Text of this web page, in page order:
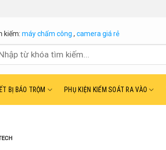
kiếm: máy chấm công , camera giá rẻ
BỊ BÁO TRỘM PHỤ KIỆN KIỂM SOÁT RA VÀO